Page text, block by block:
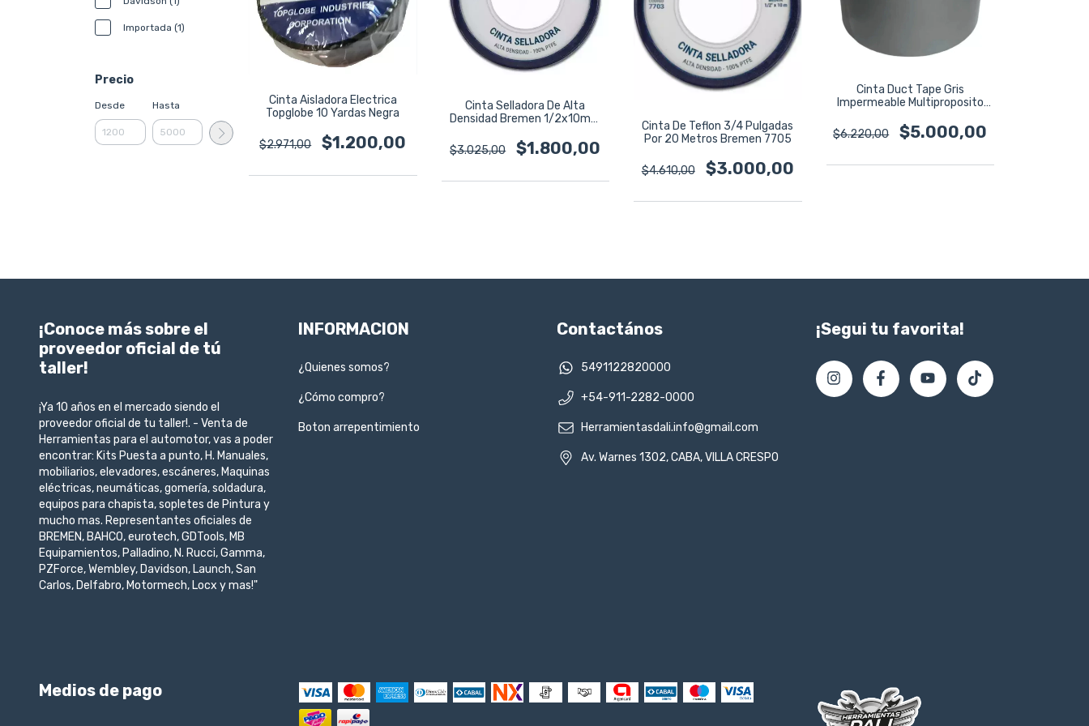
Importada (1)
Precio
Desde Hasta
Cinta Aisladora Electrica
Topglobe 10 Yardas Negra
$2.971,00 $1.200,00
Cinta Selladora De Alta
Densidad Bremen 1/2x10mm
$3.025,00
$1.800,00
Cinta De Teflon 3/4 Pulgadas
Por 20 Metros Bremen 7705
$4.610,00 $3.000,00
Cinta Duct Tape Gris
Impermeable Multiproposito
$6.220,00
$5.000,00
¡Conoce más sobre el
proveedor oficial de tú
taller!
¡Ya 10 años en el mercado siendo el
proveedor oficial de tu taller!. - Venta de
Herramientas para el automotor, vas a poder
encontrar: Kits Puesta a punto, H. Manuales,
mobiliarios, elevadores, escáneres, Maquinas
eléctricas, neumáticas, gomería, soldadura,
equipos para chapista, sopletes de Pintura y
mucho mas. Representantes oficiales de
BREMEN, BAHCO, eurotech, GDTools, MB
Equipamientos, Palladino, N. Rucci, Gamma,
PZForce, Wembley, Davidson, Launch, San
Carlos, Delfabro, Motormech, Locx y mas!"
INFORMACION
¿Quienes somos?
¿Cómo compro?
Boton arrepentimiento
Contactános
5491122820000
+54-911-2282-0000
Herramientasdali.info@gmail.com
Av. Warnes 1302, CABA, VILLA CRESPO
¡Segui tu favorita!
Medios de pago